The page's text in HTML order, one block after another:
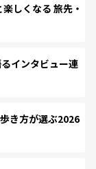
しくなる 旅先・
インタビュー連
き方が選ぶ2026